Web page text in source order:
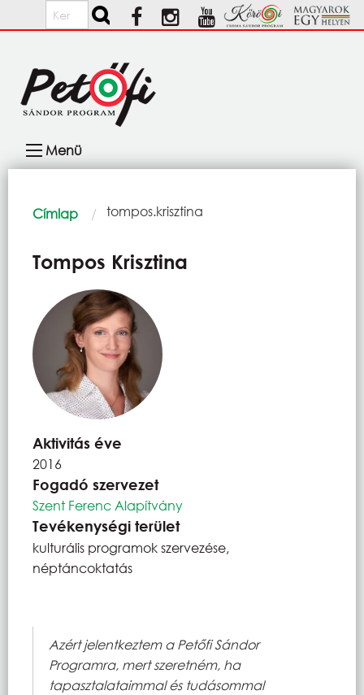
Ugrás a tartalomra
Keresés
navigáció
Menü
Morzsa
Címlap Current:
tompos.krisztina
Tompos Krisztina
Aktivitás éve
2016
Fogadó szervezet
Szent Ferenc Alapítvány
Tevékenységi terület
kulturális programok szervezése,
néptáncoktatás
Azért jelentkeztem a Petőfi Sándor
Programra, mert szeretném, ha
tapasztalataimmal és tudásommal